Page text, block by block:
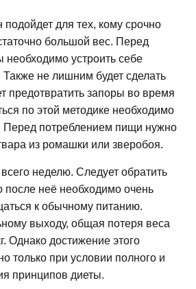
для тех, кому срочно
большой вес. Перед
необходимо устроить себе
Также не лишним будет сделать
предотвратить запоры во время
по этой методике необходимо
Перед потреблением пищи нужно
из ромашки или зверобоя.
неделю. Следует обратить
после неё необходимо очень
к обычному питанию.
выходу, общая потеря веса
Однако достижение этого
только при условии полного и
принципов диеты.